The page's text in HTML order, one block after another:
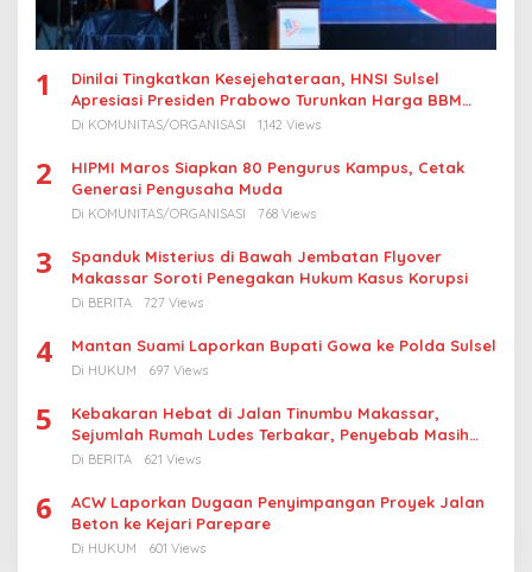
1
Dinilai Tingkatkan Kesejehateraan, HNSI Sulsel
Apresiasi Presiden Prabowo Turunkan Harga BBM
Nelayan
Di KOMUNITAS/ORGANISASI 1,142 Views
2
HIPMI Maros Siapkan 80 Pengurus Kampus, Cetak
Generasi Pengusaha Muda
Di KOMUNITAS/ORGANISASI 768 Views
3
Spanduk Misterius di Bawah Jembatan Flyover
Makassar Soroti Penegakan Hukum Kasus Korupsi
Di BERITA 727 Views
4 Mantan Suami Laporkan Bupati Gowa ke Polda Sulsel
Di HUKUM 697 Views
5
Kebakaran Hebat di Jalan Tinumbu Makassar,
Sejumlah Rumah Ludes Terbakar, Penyebab Masih
Diselidiki
Di BERITA 621 Views
6
ACW Laporkan Dugaan Penyimpangan Proyek Jalan
Beton ke Kejari Parepare
Di HUKUM 601 Views